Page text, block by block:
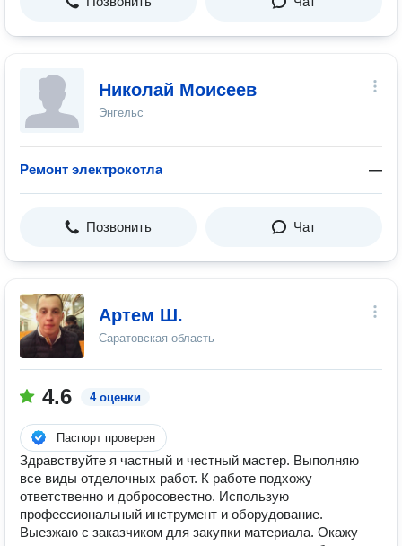
Николай Моисеев
Энгельс
Ремонт электрокотла —
Позвонить Чат
Артем Ш.
Саратовская область
4.6 4 оценки
Паспорт проверен
Здравствуйте я частный и честный мастер. Выполняю
все виды отделочных работ. К работе подхожу
ответственно и добросовестно. Использую
профессиональный инструмент и оборудование.
Выезжаю с заказчиком для закупки материала. Окажу